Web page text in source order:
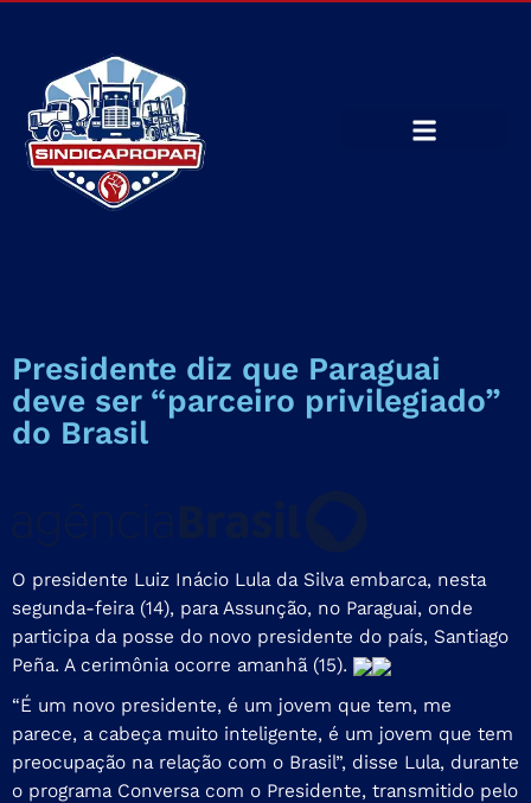
Presidente diz que Paraguai
deve ser “parceiro privilegiado”
do Brasil
O presidente Luiz Inácio Lula da Silva embarca, nesta
segunda-feira (14), para Assunção, no Paraguai, onde
participa da posse do novo presidente do país, Santiago
Peña. A cerimônia ocorre amanhã (15).
“É um novo presidente, é um jovem que tem, me
parece, a cabeça muito inteligente, é um jovem que tem
preocupação na relação com o Brasil”, disse Lula, durante
o programa Conversa com o Presidente, transmitido pelo